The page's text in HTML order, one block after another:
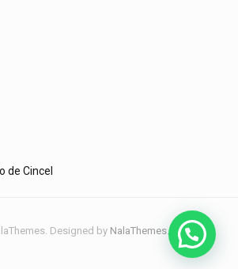
de Cincel
Designed by NalaThemes.